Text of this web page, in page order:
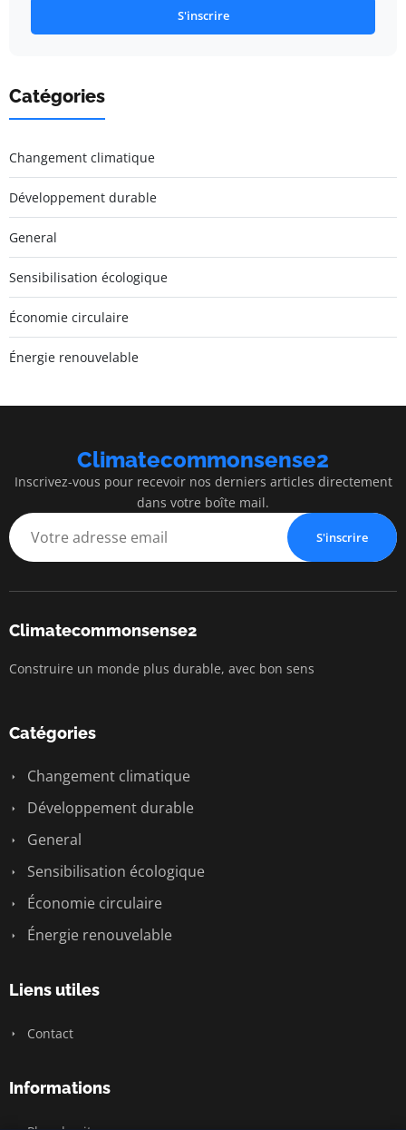
S'inscrire
Catégories
Changement climatique
Développement durable
General
Sensibilisation écologique
Économie circulaire
Énergie renouvelable
Climatecommonsense2
Inscrivez-vous pour recevoir nos derniers articles directement
dans votre boîte mail.
S'inscrire
Climatecommonsense2
Construire un monde plus durable, avec bon sens
Catégories
Changement climatique
Développement durable
General
Sensibilisation écologique
Économie circulaire
Énergie renouvelable
Liens utiles
Contact
Informations